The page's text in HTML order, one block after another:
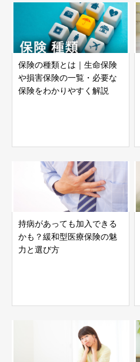
保険の種類とは｜生命保険
や損害保険の一覧・必要な
保険をわかりやすく解説
持病があっても加入できる
かも？緩和型医療保険の魅
力と選び方